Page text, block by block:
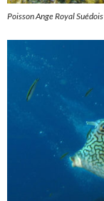
Poisson Ange Royal Suédois